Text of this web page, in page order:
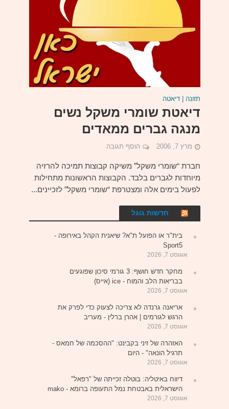
תזונה | דיאטה
דיאטת שומרי משקל נשים
מנגה גברים ממאדים
מרץ 7, 2006 הוסף תגובה
חברת “שומרי משקל” משיקה קבוצות תמיכה להרזיה
מיוחדות לגברים בלבד. הקבוצות הראשונות מתחילות
לפעול בימים אלה ומצטרפת “שומרי משקל” לזכיינים...
חדשות גוגל
בית"ר או הפועל ת"א? שיאנית הקהל באירופה -
Sport5
אוגוסט 7, 2026
מחקר חדש חושף: 3 גורמי סיכון שפוגעים
בבריאות הלב והמוח - ice (אייס)
אוגוסט 7, 2026
אריאנה גרנדה לא צריכה לצעוק כדי לפרק את
הרגש לגורמים | אהרן ברלין - מעריב
אוגוסט 7, 2026
האזהרה של זיני בקבינט: "ההסכמה של חמאס -
תרגיל הונאה" - היום
אוגוסט 7, 2026
דיווח באיטליה: בוטלה זכייתה של "רפאל"
הישראלית באבטחת נמל התעופה ברומא - mako
אוגוסט 7, 2026